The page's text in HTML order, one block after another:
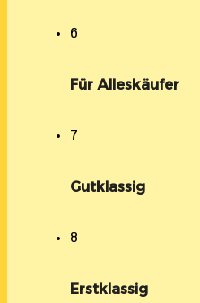
6
Für Alleskäufer
7
Gutklassig
8
Erstklassig